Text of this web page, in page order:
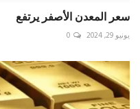
سعر المعدن الأصفر يرتفع
يونيو 29, 2024 0